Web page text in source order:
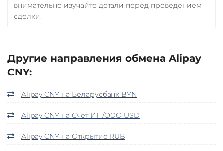
внимательно изучайте детали перед проведением
сделки.
Другие направления обмена Alipay
CNY:
Alipay CNY на Беларусбанк BYN
Alipay CNY на Счет ИП/ООО USD
Alipay CNY на Открытие RUB